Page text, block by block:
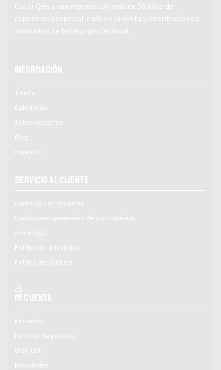
Color Q es una empresa con más de 50 años de
experiencia especializada en la venta y distribución de
productos de belleza profesional.
INFORMACIÓN
Tienda
Categorías
Sobre Nosotros
Blog
Contacto
SERVICIO AL CLIENTE
Contacta con nosotros
Condiciones generales de contratación
Aviso legal
Política de privacidad
Política de cookies
Mi cuenta
Mi cuenta
Historial de pedidos
Wish List
Newsletter